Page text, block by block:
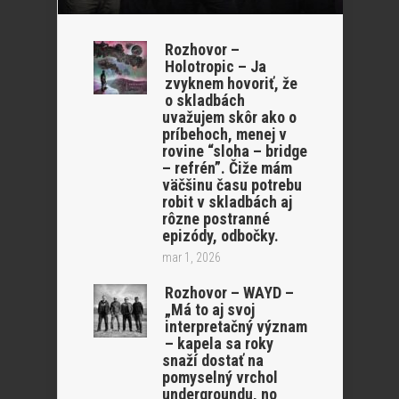
Rozhovor –
Holotropic – Ja
zvyknem hovoriť, že
o skladbách
uvažujem skôr ako o
príbehoch, menej v
rovine “sloha – bridge
– refrén”. Čiže mám
väčšinu času potrebu
robit v skladbách aj
rôzne postranné
epizódy, odbočky.
mar 1, 2026
Rozhovor – WAYD –
„Má to aj svoj
interpretačný význam
– kapela sa roky
snaží dostať na
pomyselný vrchol
undergroundu, no